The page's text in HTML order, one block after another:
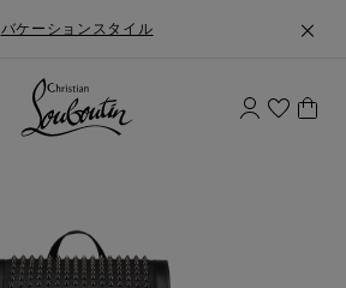
バケーションスタイル